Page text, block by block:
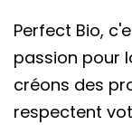
Perfect Bio,
passion pour
créons des
respectent